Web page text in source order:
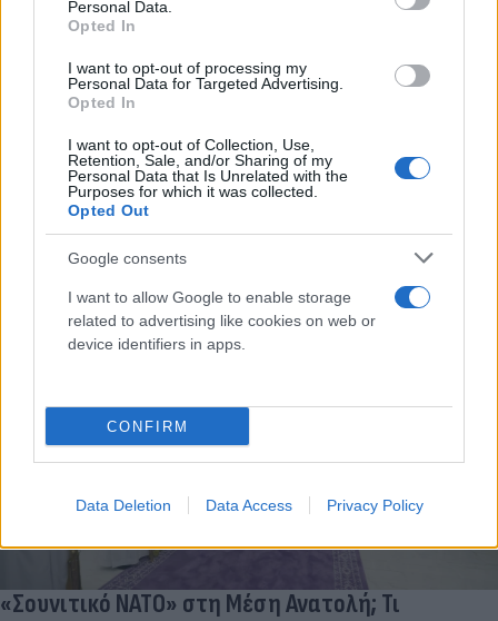
Personal Data.
Opted In
I want to opt-out of processing my
Personal Data for Targeted Advertising.
Opted In
I want to opt-out of Collection, Use,
Retention, Sale, and/or Sharing of my
Personal Data that Is Unrelated with the
Purposes for which it was collected.
Opted Out
Google consents
I want to allow Google to enable storage
related to advertising like cookies on web or
device identifiers in apps.
CONFIRM
Data Deletion Data Access Privacy Policy
Τρομακτική ανάλυση για τη φωτιά στην
Αττικοβοιωτία: Απελευθέρωσε ενέργεια 6
ατομικών βομβών Χιροσίμα
07.08.2026
«Σουνιτικό ΝΑΤΟ» στη Μέση Ανατολή; Τι